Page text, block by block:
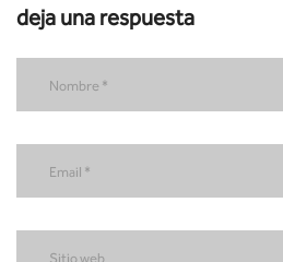
deja una respuesta